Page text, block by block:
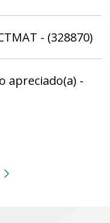
- (328870)
apreciado(a) -
anterior